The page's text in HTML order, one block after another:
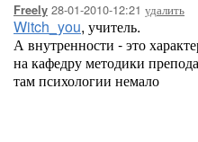
Freely 28-01-2010-12:21 удалить
Witch_you, учитель.
А внутренности - это
на кафедру методики
там психологии немало